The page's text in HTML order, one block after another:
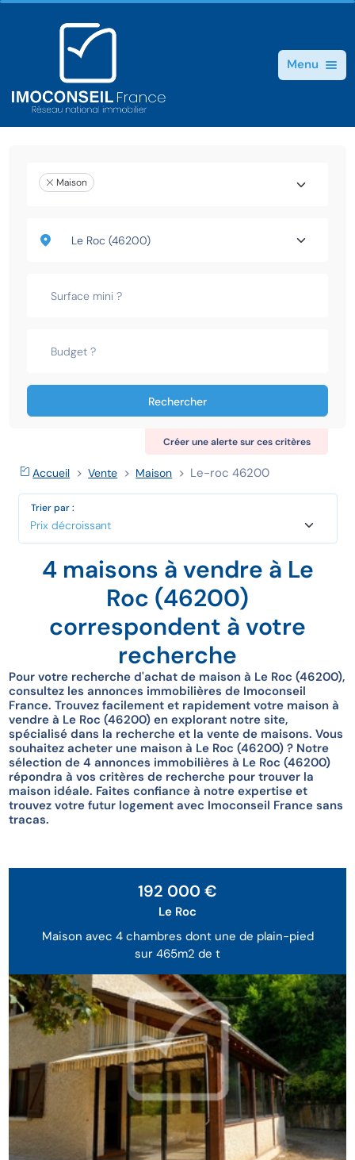
Menu
Maison
Rechercher
Créer une alerte sur ces critères
Accueil Vente Maison Le-roc 46200
Trier par :
4 maisons à vendre à Le
Roc (46200)
correspondent à votre
recherche
Pour votre recherche d'achat de maison à Le Roc (46200),
consultez les annonces immobilières de Imoconseil
France. Trouvez facilement et rapidement votre maison à
vendre à Le Roc (46200) en explorant notre site,
spécialisé dans la recherche et la vente de maisons. Vous
souhaitez acheter une maison à Le Roc (46200) ? Notre
sélection de 4 annonces immobilières à Le Roc (46200)
répondra à vos critères de recherche pour trouver la
maison idéale. Faites confiance à notre expertise et
trouvez votre futur logement avec Imoconseil France sans
tracas.
Maison avec 4 chambres dont une de plain-pied
sur 465m2 de t
192 000 €
Le Roc